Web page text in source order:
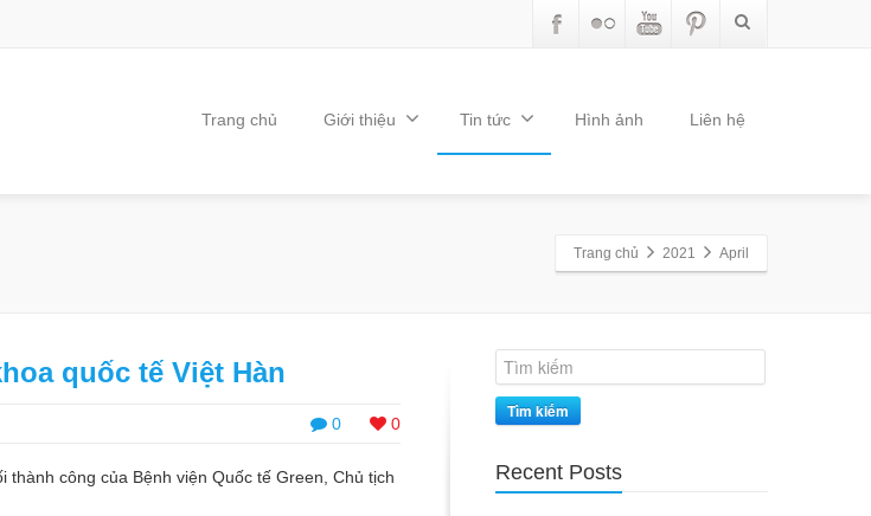
Trang chủ Giới thiệu Tin tức Hình ảnh Liên hệ
Trang chủ 2021 April
quốc tế Việt Hàn
0 0
thành công của Bệnh viện Quốc tế Green, Chủ tịch
Tìm kiếm
Recent Posts